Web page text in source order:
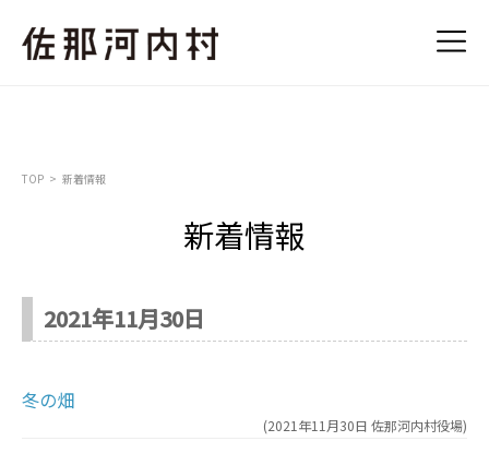
TOP 新着情報
新着情報
2021年11月30日
冬の畑
(2021年11月30日 佐那河内村役場)